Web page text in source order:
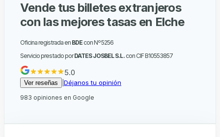
Vende tus billetes extranjeros
con las mejores tasas en Elche
Oficina registrada en BDE con Nº5256
Servicio prestado porDATES JOSBEL S.L. con CIFB10553857
5.0
Ver reseñas Déjanos tu opinión
983 opiniones en Google